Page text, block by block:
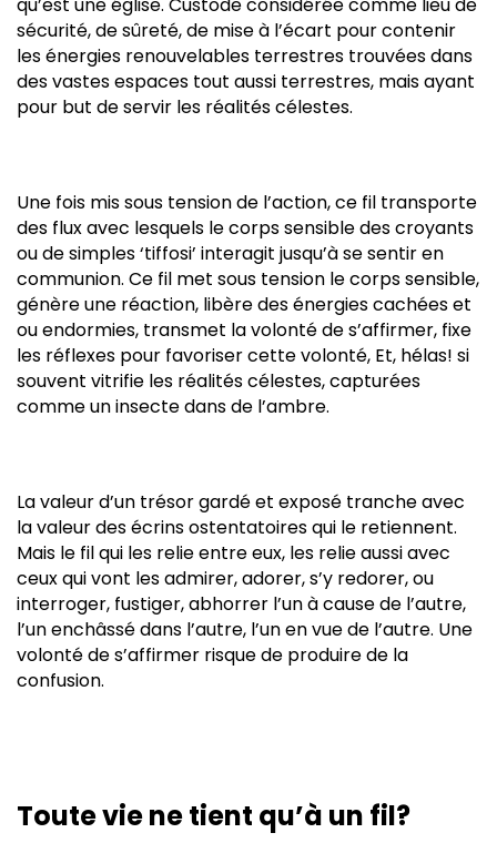
sécurité, de sûreté, de mise à l’écart pour contenir
les énergies renouvelables terrestres trouvées dans
des vastes espaces tout aussi terrestres, mais ayant
pour but de servir les réalités célestes.
Une fois mis sous tension de l’action, ce fil transporte
des flux avec lesquels le corps sensible des croyants
ou de simples ‘tiffosi’ interagit jusqu’à se sentir en
communion. Ce fil met sous tension le corps sensible,
génère une réaction, libère des énergies cachées et
ou endormies, transmet la volonté de s’affirmer, fixe
les réflexes pour favoriser cette volonté, Et, hélas! si
souvent vitrifie les réalités célestes, capturées
comme un insecte dans de l’ambre.
La valeur d’un trésor gardé et exposé tranche avec
la valeur des écrins ostentatoires qui le retiennent.
Mais le fil qui les relie entre eux, les relie aussi avec
ceux qui vont les admirer, adorer, s’y redorer, ou
interroger, fustiger, abhorrer l’un à cause de l’autre,
l’un enchâssé dans l’autre, l’un en vue de l’autre. Une
volonté de s’affirmer risque de produire de la
confusion.
Toute vie ne tient qu’à un fil?